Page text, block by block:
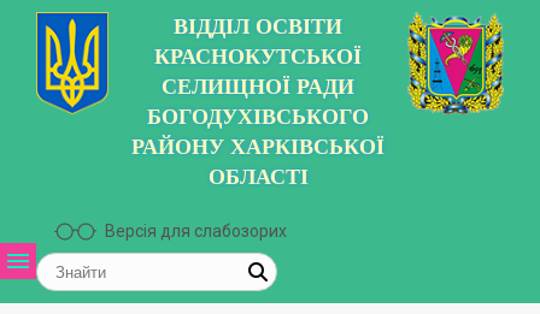
ВІДДІЛ ОСВІТИ
КРАСНОКУТСЬКОЇ
СЕЛИЩНОЇ РАДИ
БОГОДУХІВСЬКОГО
РАЙОНУ ХАРКІВСЬКОЇ
ОБЛАСТІ
Версія для слабозорих